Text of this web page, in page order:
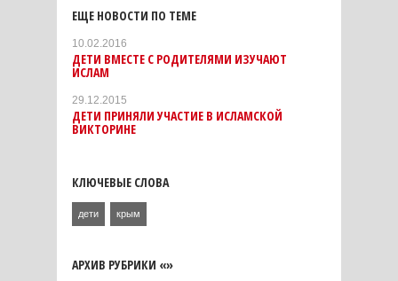
ЕЩЕ НОВОСТИ ПО ТЕМЕ
10.02.2016
ДЕТИ ВМЕСТЕ С РОДИТЕЛЯМИ ИЗУЧАЮТ
ИСЛАМ
29.12.2015
ДЕТИ ПРИНЯЛИ УЧАСТИЕ В ИСЛАМСКОЙ
ВИКТОРИНЕ
КЛЮЧЕВЫЕ СЛОВА
дети крым
АРХИВ РУБРИКИ «»